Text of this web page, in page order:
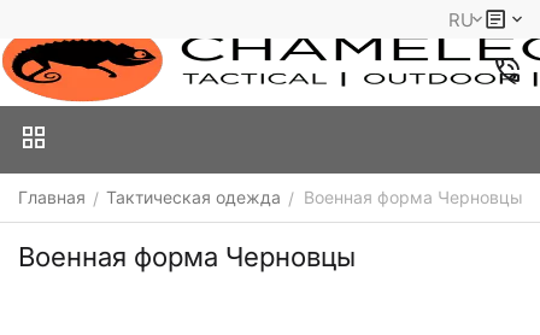
RU
Главная / Тактическая одежда / Военная форма Черновцы
Военная форма Черновцы